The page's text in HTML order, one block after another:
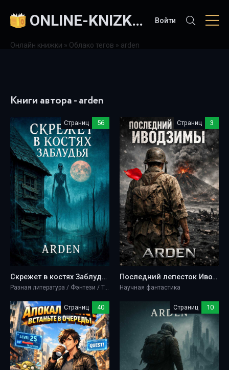
ONLINE-KNIZKI.COM Войти
Онлайн книжки » Облако тегов » arden
Книги автора - arden
Страниц 56
Скрежет в костях Заблудья - Arden
Разная литература / Фэнтези / Триллеры / Ужасы и мистика
Страниц 3
Последний лепесток Иводзимы - Arden
Научная фантастика
Страниц 40 Страниц 10